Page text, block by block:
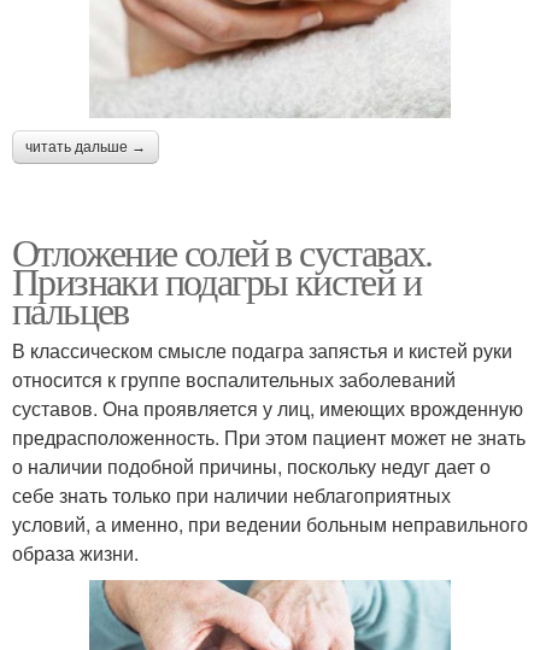
читать дальше →
Отложение солей в суставах.
Признаки подагры кистей и
пальцев
В классическом смысле подагра запястья и кистей руки
относится к группе воспалительных заболеваний
суставов. Она проявляется у лиц, имеющих врожденную
предрасположенность. При этом пациент может не знать
о наличии подобной причины, поскольку недуг дает о
себе знать только при наличии неблагоприятных
условий, а именно, при ведении больным неправильного
образа жизни.